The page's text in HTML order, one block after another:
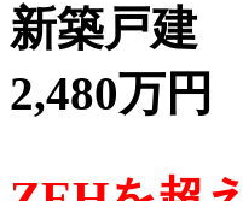
新築戸建
2,480万円